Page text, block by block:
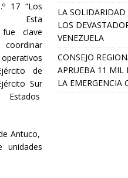
17 “Los
Esta
clave
de
Sur
Antuco,
unidades
LA
LOS
VENEZUELA
CONSEJO
APRUEBA 11 MIL
LA EMERGENCIA